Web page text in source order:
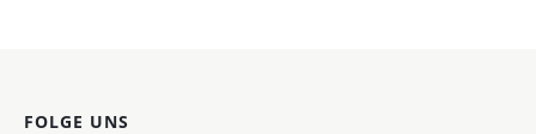
FOLGE UNS